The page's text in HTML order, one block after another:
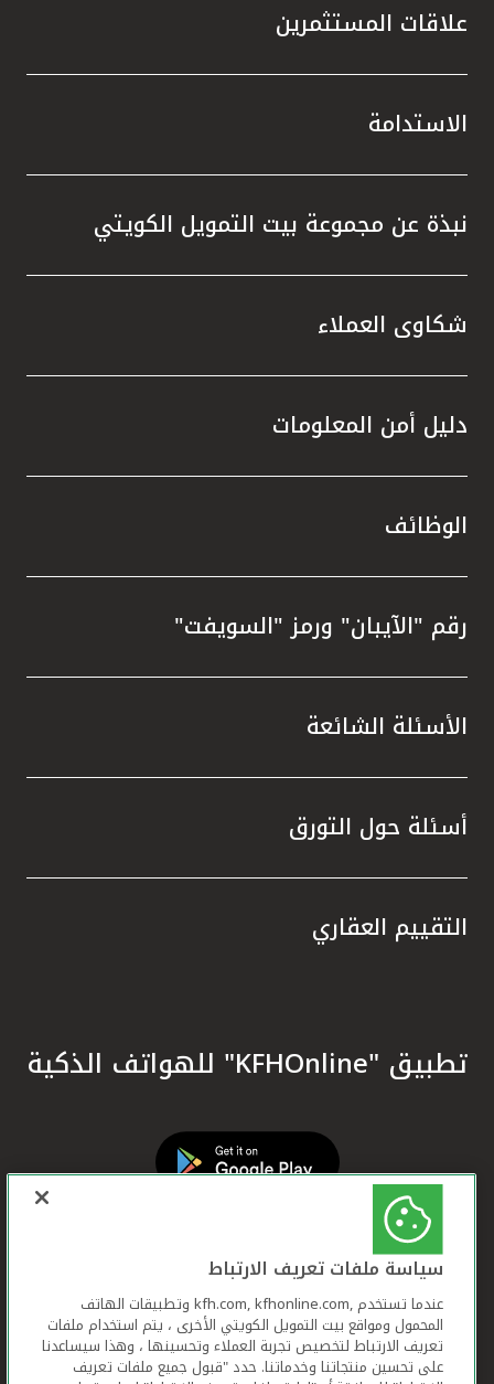
علاقات المستثمرين
الاستدامة
نبذة عن مجموعة بيت التمويل الكويتي
شكاوى العملاء
دليل أمن المعلومات
الوظائف
رقم "الآيبان" ورمز "السويفت"
الأسئلة الشائعة
أسئلة حول التورق
التقييم العقاري
تطبيق "KFHOnline" للهواتف الذكية
سياسة ملفات تعريف الارتباط
عندما تستخدم ,kfh.com, kfhonline.com وتطبيقات الهاتف
المحمول ومواقع بيت التمويل الكويتي الأخرى ، يتم استخدام ملفات
تعريف الارتباط لتخصيص تجربة العملاء وتحسينها ، وهذا سيساعدنا
على تحسين منتجاتنا وخدماتنا. حدد "قبول جميع ملفات تعريف